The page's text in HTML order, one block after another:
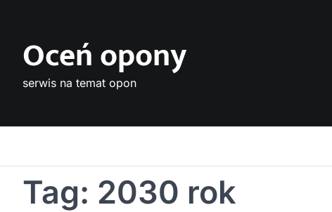
contentOceń opony
serwis na temat opon
Tag: 2030 rok